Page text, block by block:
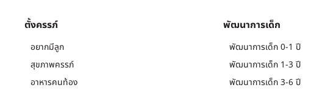
ตั้งครรภ์
อยากมีลูก
สุขภาพครรภ์
อาหารคนท้อง
พัฒนาการเด็ก
พัฒนาการเด็ก 0-1 ปี
พัฒนาการเด็ก 1-3 ปี
พัฒนาการเด็ก 3-6 ปี